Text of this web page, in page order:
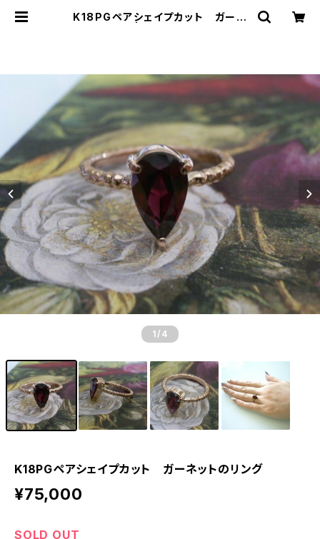
K18PGペアシェイプカット ガーネ
1 /4
K18PGペアシェイプカット ガーネットのリング
¥75,000
SOLD OUT